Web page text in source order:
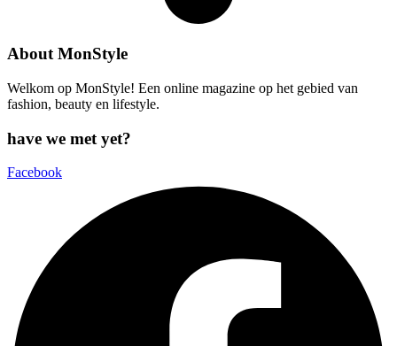
About MonStyle
Welkom op MonStyle! Een online magazine op het gebied van
fashion, beauty en lifestyle.
have we met yet?
Facebook